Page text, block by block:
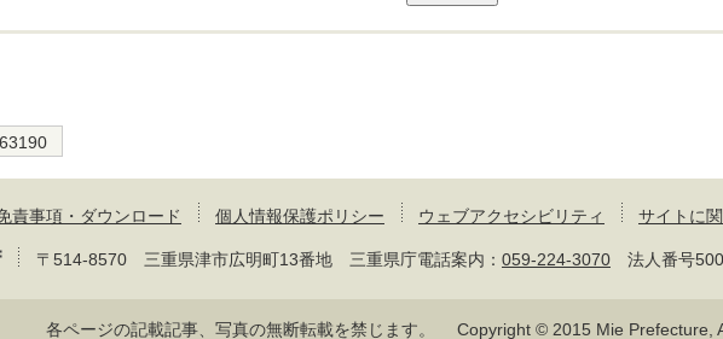
責事項・ダウンロード 個人情報保護ポリシー ウェブアクセシビリティ サイトに
〒514-8570 三重県津市広明町13番地 三重県庁電話案内： 059-224-3070 法人番号
各ページの記載記事、写真の無断転載を禁じます。 Copyright © 2015 Mie Prefecture,